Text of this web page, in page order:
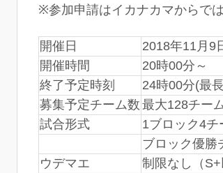
※参加申請はイカナカマからで
開催日
2018年11月9
開催時間
20時00分～
終了予定時刻
24時00分(最
募集予定チーム数 最大128チー
試合形式
1ブロック4
ブロック優勝
ウデマエ
制限なし（S+